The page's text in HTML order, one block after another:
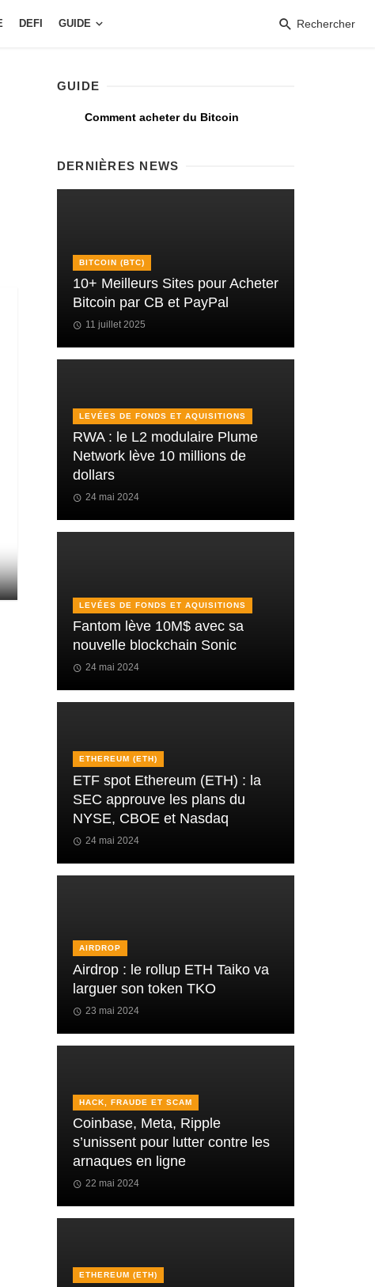
DEFI GUIDE Rechercher
GUIDE
Comment acheter du Bitcoin
DERNIÈRES NEWS
BITCOIN (BTC)
10+ Meilleurs Sites pour Acheter
Bitcoin par CB et PayPal
11 juillet 2025
LEVÉES DE FONDS ET AQUISITIONS
RWA : le L2 modulaire Plume
Network lève 10 millions de
dollars
24 mai 2024
LEVÉES DE FONDS ET AQUISITIONS
Fantom lève 10M$ avec sa
nouvelle blockchain Sonic
24 mai 2024
ETHEREUM (ETH)
ETF spot Ethereum (ETH) : la
SEC approuve les plans du
NYSE, CBOE et Nasdaq
24 mai 2024
AIRDROP
Airdrop : le rollup ETH Taiko va
larguer son token TKO
23 mai 2024
HACK, FRAUDE ET SCAM
Coinbase, Meta, Ripple
s’unissent pour lutter contre les
arnaques en ligne
22 mai 2024
ETHEREUM (ETH)